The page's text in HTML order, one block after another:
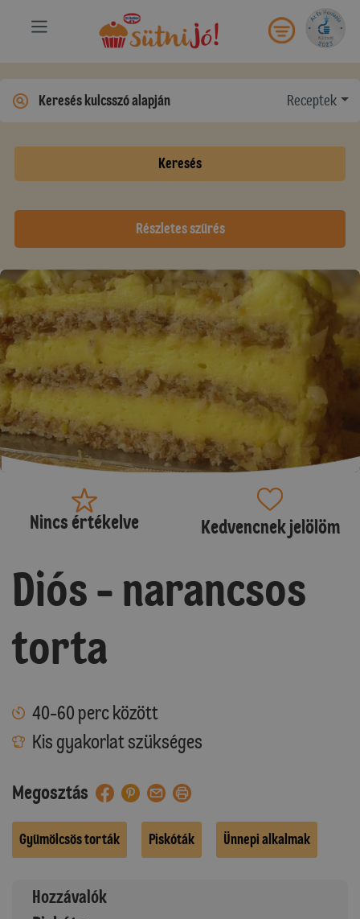
Receptek
Keresés
Részletes szűrés
Nincs értékelve Kedvencnek jelölöm
Diós - narancsos
torta
40-60 perc között
Kis gyakorlat szükséges
Megosztás
Gyümölcsös torták Piskóták Ünnepi alkalmak
Hozzávalók